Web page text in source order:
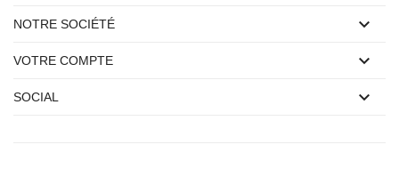
NOTRE SOCIÉTÉ 
VOTRE COMPTE 
SOCIAL 